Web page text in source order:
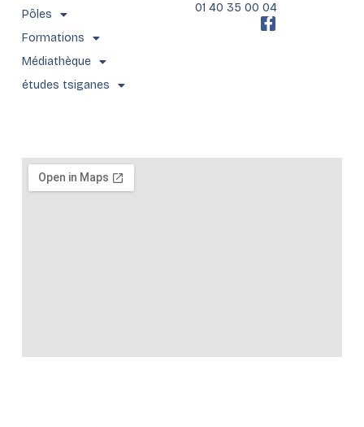
Pôles
Formations
Médiathèque
études tsiganes
01 40 35 00 04
F
f